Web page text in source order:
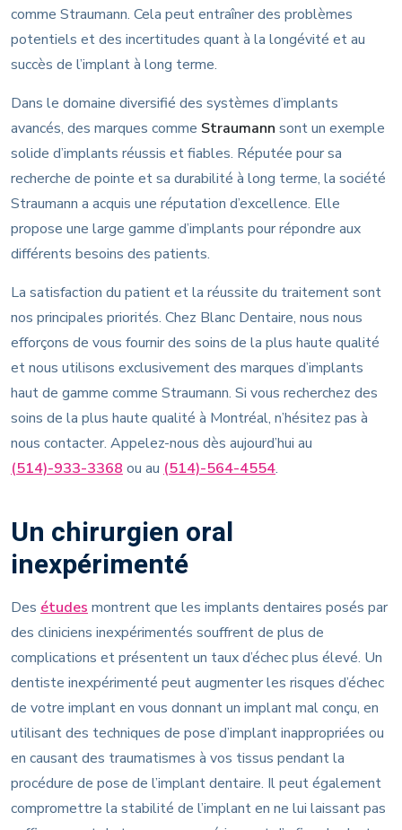
comme Straumann. Cela peut entraîner des problèmes
potentiels et des incertitudes quant à la longévité et au
succès de l’implant à long terme.
Dans le domaine diversifié des systèmes d’implants
avancés, des marques comme Straumann sont un exemple
solide d’implants réussis et fiables. Réputée pour sa
recherche de pointe et sa durabilité à long terme, la société
Straumann a acquis une réputation d’excellence. Elle
propose une large gamme d’implants pour répondre aux
différents besoins des patients.
La satisfaction du patient et la réussite du traitement sont
nos principales priorités. Chez Blanc Dentaire, nous nous
efforçons de vous fournir des soins de la plus haute qualité
et nous utilisons exclusivement des marques d’implants
haut de gamme comme Straumann. Si vous recherchez des
soins de la plus haute qualité à Montréal, n’hésitez pas à
nous contacter. Appelez-nous dès aujourd’hui au
(514)-933-3368 ou au (514)-564-4554.
Un chirurgien oral
inexpérimenté
Des études montrent que les implants dentaires posés par
des cliniciens inexpérimentés souffrent de plus de
complications et présentent un taux d’échec plus élevé. Un
dentiste inexpérimenté peut augmenter les risques d’échec
de votre implant en vous donnant un implant mal conçu, en
utilisant des techniques de pose d’implant inappropriées ou
en causant des traumatismes à vos tissus pendant la
procédure de pose de l’implant dentaire. Il peut également
compromettre la stabilité de l’implant en ne lui laissant pas